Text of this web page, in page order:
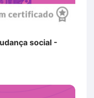
social -